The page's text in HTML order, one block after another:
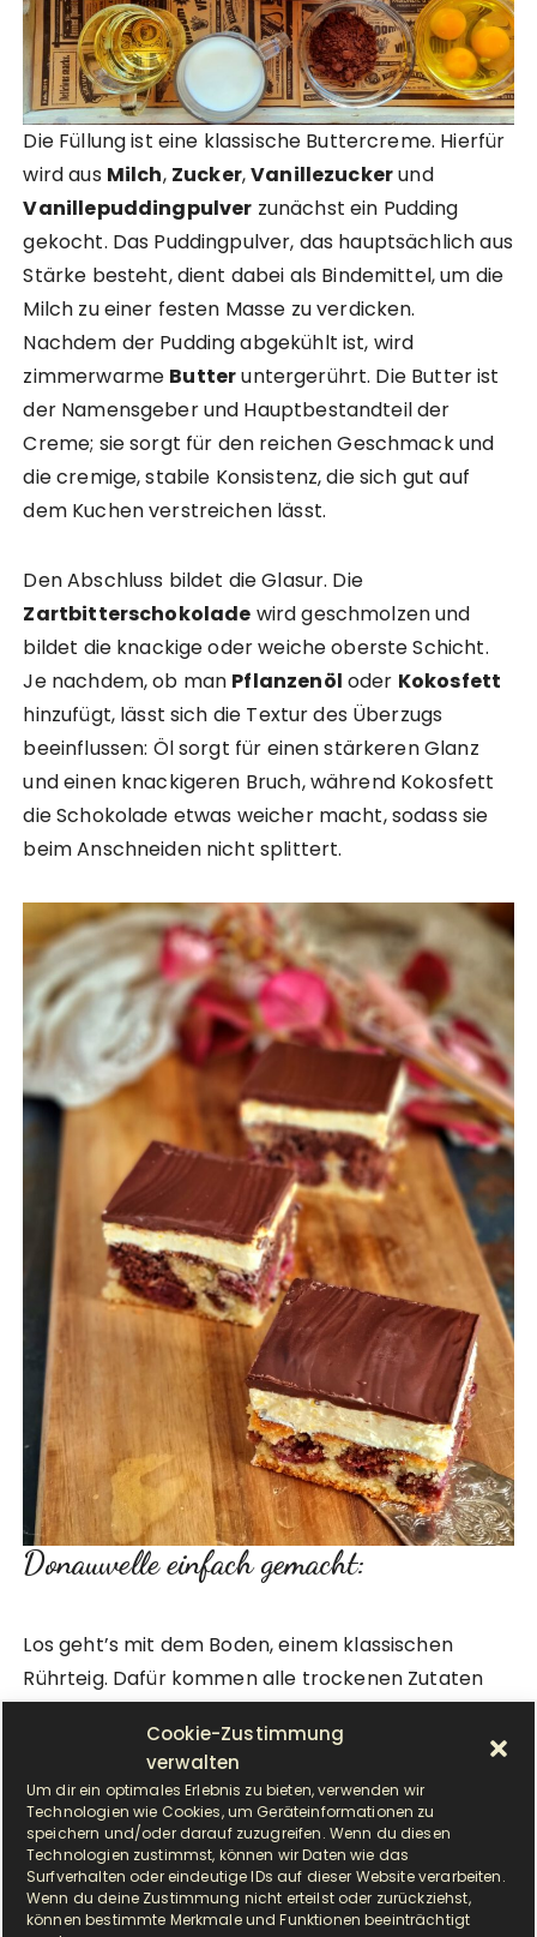
Cookie-Zustimmung
verwalten
Um dir ein optimales Erlebnis zu bieten, verwenden wir
Technologien wie Cookies, um Geräteinformationen zu
speichern und/oder darauf zuzugreifen. Wenn du diesen
Technologien zustimmst, können wir Daten wie das
Surfverhalten oder eindeutige IDs auf dieser Website verarbeiten.
Wenn du deine Zustimmung nicht erteilst oder zurückziehst,
können bestimmte Merkmale und Funktionen beeinträchtigt
Die Füllung ist eine klassische Buttercreme. Hierfür
wird aus Milch, Zucker,Vanillezuckerund
Vanillepuddingpulver zunächst ein Pudding
gekocht. Das Puddingpulver, das hauptsächlich aus
Stärke besteht, dient dabei als Bindemittel, um die
Milch zu einer festen Masse zu verdicken.
Nachdem der Pudding abgekühlt ist, wird
zimmerwarme Butteruntergerührt. Die Butter ist
der Namensgeber und Hauptbestandteil der
Creme; sie sorgt für den reichen Geschmack und
die cremige, stabile Konsistenz, die sich gut auf
dem Kuchen verstreichen lässt.
Den Abschluss bildet die Glasur. Die
Zartbitterschokolade wird geschmolzen und
bildet die knackige oder weiche oberste Schicht.
Je nachdem, ob man Pflanzenöl oder Kokosfett
hinzufügt, lässt sich die Textur des Überzugs
beeinflussen: Öl sorgt für einen stärkeren Glanz
und einen knackigeren Bruch, während Kokosfett
die Schokolade etwas weicher macht, sodass sie
beim Anschneiden nicht splittert.
Donauwelle einfach gemacht:
​Los geht’s mit dem Boden, einem klassischen
Rührteig. Dafür kommen alle trockenen Zutaten
werden kurz mit dem Schneebesen vermischt.
Anschließend folgen die feuchten Zutaten und
alles wird zu einem einheitlichen Teig verrührt (nur
solange wie nötig, so kurz wie möglich).
den Teig vorbereiten: